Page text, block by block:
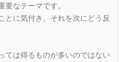
要なテーマです。
とに気付き、それを次にどう反
ては得るものが多いのではない